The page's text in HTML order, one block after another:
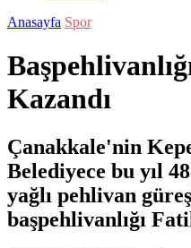
Anasayfa Spor
Kazandı
Çanakkale'nin
Belediyece bu yıl
yağlı pehlivan
başpehlivanlığı